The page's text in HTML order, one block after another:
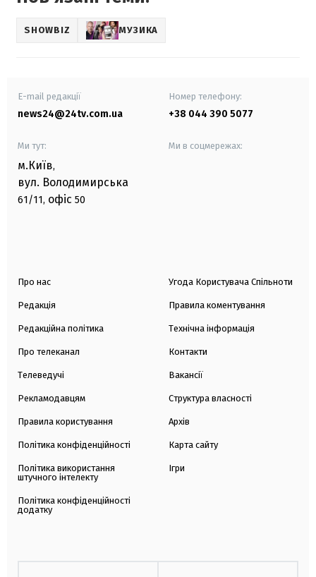
SHOWBIZ МУЗИКА
E-mail редакції
news24@24tv.com.ua
Номер телефону:
+38 044 390 5077
Ми тут:
м.Київ,
вул. Володимирська
61/11, офіс 50
Ми в соцмережах:
Про нас
Редакція
Редакційна політика
Про телеканал
Телеведучі
Рекламодавцям
Правила користування
Політика конфіденційності
Політика використання
штучного інтелекту
Політика конфіденційності
додатку
Угода Користувача Спільноти
Правила коментування
Технічна інформація
Контакти
Вакансії
Структура власності
Архів
Карта сайту
Ігри